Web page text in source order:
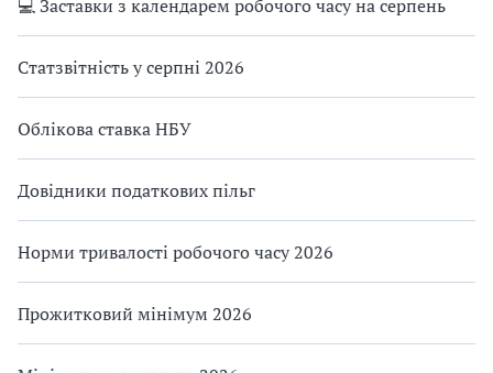
💻 Заставки з календарем робочого часу на серпень
Статзвітність у серпні 2026
Облікова ставка НБУ
Довідники податкових пільг
Норми тривалості робочого часу 2026
Прожитковий мінімум 2026